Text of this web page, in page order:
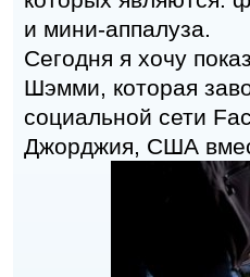
и мини-аппалуза.
Сегодня я хочу
Шэмми, которая
социальной сети
Джорджия, США